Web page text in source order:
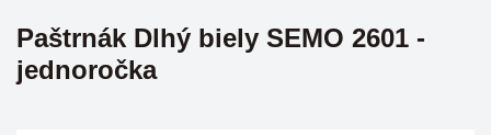
Paštrnák Dlhý biely SEMO 2601 -
jednoročka